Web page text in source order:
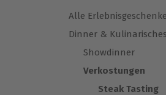
Alle Erlebnisgeschenke
Dinner & Kulinarisches
Showdinner
Verkostungen
Steak Tasting